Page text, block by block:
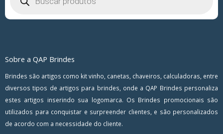
Sobre a QAP Brindes
Brindes são artigos como kit vinho, canetas, chaveiros, calculadoras, entre
diversos tipos de artigos para brindes, onde a QAP Brindes personaliza
estes artigos inserindo sua logomarca. Os Brindes promocionais são
utilizados para conquistar e surpreender clientes, e são personalizados
de acordo com a necessidade do cliente.